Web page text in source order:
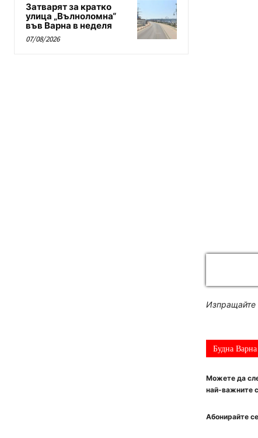
Затварят за кратко
улица „Вълноломна“
във Варна в неделя
07/08/2026
Изпращайте
Будна
Можете да
най-важните
Абонирайте